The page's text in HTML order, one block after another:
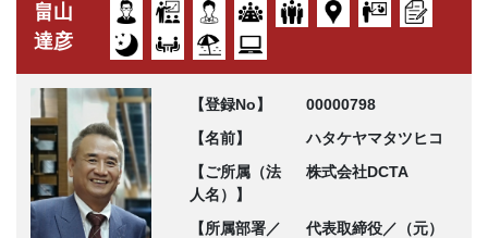
畠山
達彦
【登録No】
00000798
【名前】
ハタケヤマタツヒコ
【ご所属（法
人名）】
株式会社DCTA
【所属部署／
代表取締役／（元）